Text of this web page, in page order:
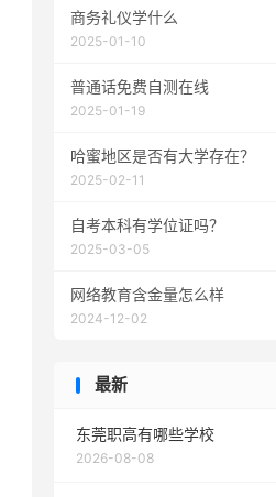
商务礼仪学什么
2025-01-10
普通话免费自测在线
2025-01-19
哈蜜地区是否有大学存在？
2025-02-11
自考本科有学位证吗？
2025-03-05
网络教育含金量怎么样
2024-12-02
最新
东莞职高有哪些学校
2026-08-08